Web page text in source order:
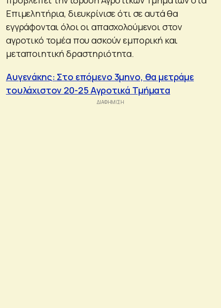
Επιμελητήρια, διευκρίνισε ότι σε αυτά θα
εγγράφονται όλοι οι απασχολούμενοι στον
αγροτικό τομέα που ασκούν εμπορική και
μεταποιητική δραστηριότητα.
Αυγενάκης: Στο επόμενο 3μηνο, θα μετράμε
τουλάχιστον 20-25 Αγροτικά Τμήματα